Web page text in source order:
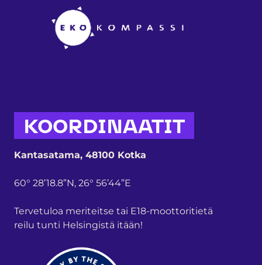
KOORDINAATIT
Kantasatama, 48100 Kotka
60° 28’18.8”N, 26° 56’44”E
Tervetuloa meriteitse tai E18-moottoritietä
reilu tunti Helsingistä itään!